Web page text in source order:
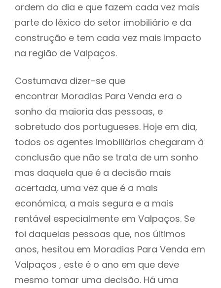
ordem do dia e que fazem cada vez mais
parte do léxico do setor imobiliário e da
construção e tem cada vez mais impacto
na região de Valpaços.
Costumava dizer-se que
encontrar Moradias Para Venda era o
sonho da maioria das pessoas, e
sobretudo dos portugueses. Hoje em dia,
todos os agentes imobiliários chegaram à
conclusão que não se trata de um sonho
mas daquela que é a decisão mais
acertada, uma vez que é a mais
económica, a mais segura e a mais
rentável especialmente em Valpaços. Se
foi daquelas pessoas que, nos últimos
anos, hesitou em Moradias Para Venda em
Valpaços , este é o ano em que deve
mesmo tomar uma decisão. Há uma